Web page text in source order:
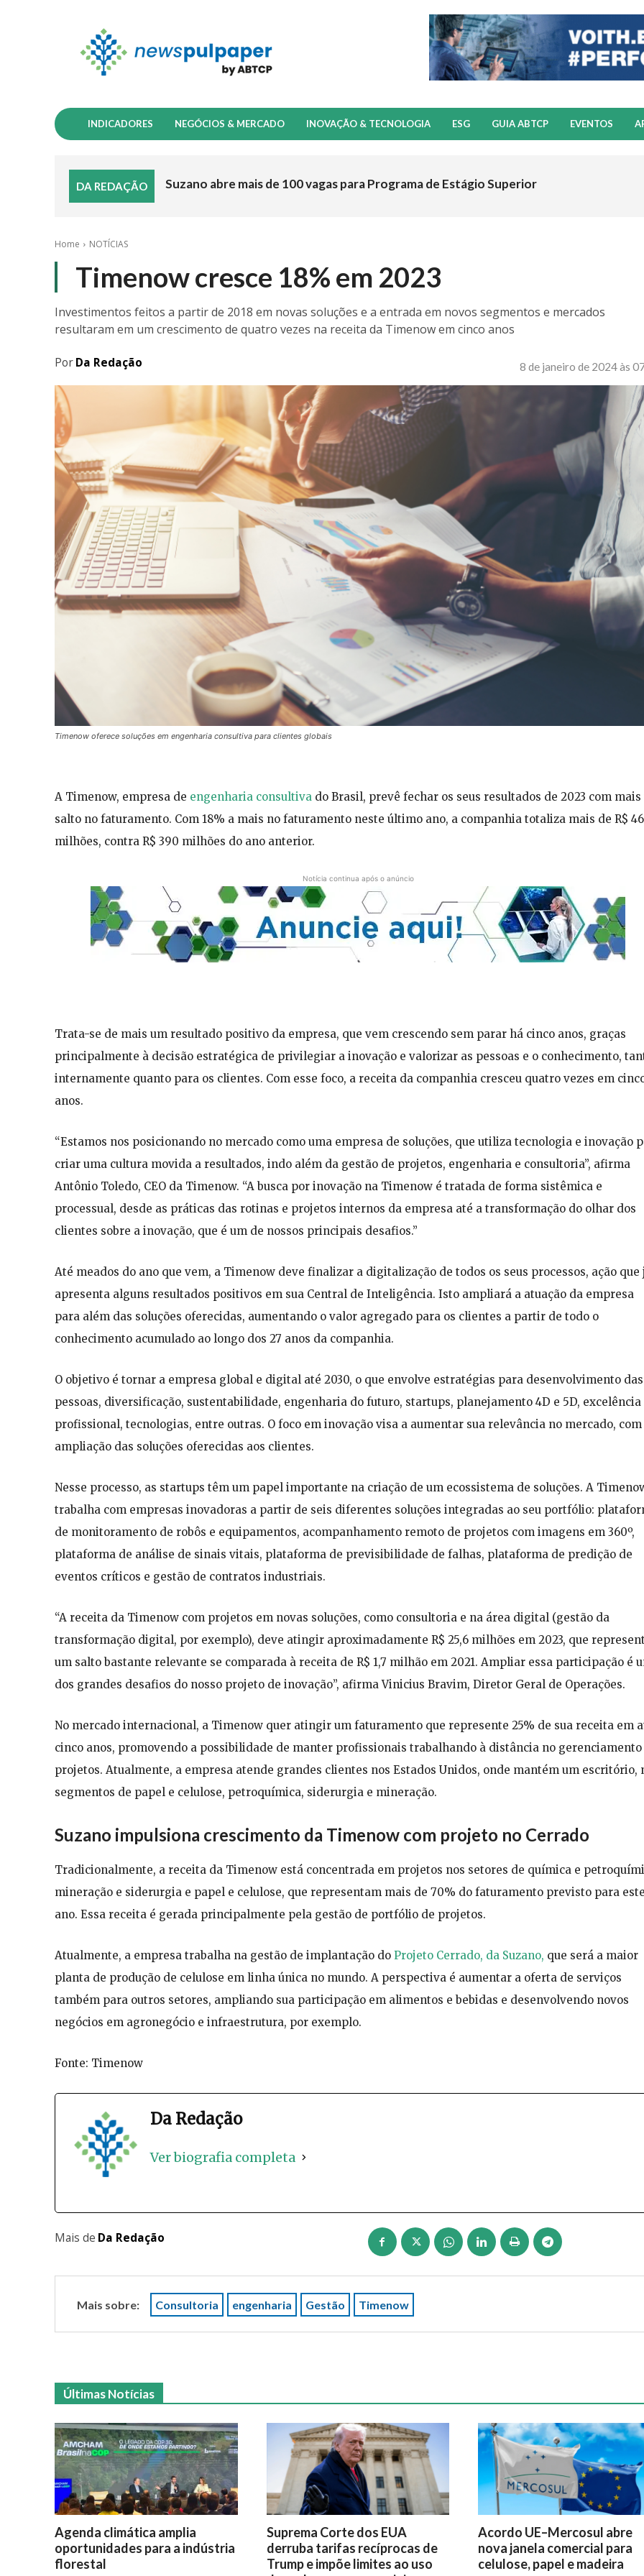
INDICADORES NEGÓCIOS & MERCADO INOVAÇÃO & TECNOLOGIA ESG GUIA ABTCP EVENTOS
DA REDAÇÃO Suzano abre mais de 100 vagas para Programa de Estágio Superior
Home NOTÍCIAS
Timenow cresce 18% em 2023
Investimentos feitos a partir de 2018 em novas soluções e a entrada em novos segmentos e mercados
resultaram em um crescimento de quatro vezes na receita da Timenow em cinco anos
PorDa Redação 8 de janeiro de 2024 às
Timenow oferece soluções em engenharia consultiva para clientes globais
A Timenow, empresa de engenharia consultiva do Brasil, prevê fechar os seus resultados de 2023 com mais
salto no faturamento. Com 18% a mais no faturamento neste último ano, a companhia totaliza mais de R$
milhões, contra R$ 390 milhões do ano anterior.
Notícia continua após o anúncio
Trata-se de mais um resultado positivo da empresa, que vem crescendo sem parar há cinco anos, graças
principalmente à decisão estratégica de privilegiar a inovação e valorizar as pessoas e o conhecimento,
internamente quanto para os clientes. Com esse foco, a receita da companhia cresceu quatro vezes em
anos.
“Estamos nos posicionando no mercado como uma empresa de soluções, que utiliza tecnologia e inovação
criar uma cultura movida a resultados, indo além da gestão de projetos, engenharia e consultoria”, afirma
Antônio Toledo, CEO da Timenow. “A busca por inovação na Timenow é tratada de forma sistêmica e
processual, desde as práticas das rotinas e projetos internos da empresa até a transformação do olhar dos
clientes sobre a inovação, que é um de nossos principais desafios.”
Até meados do ano que vem, a Timenow deve finalizar a digitalização de todos os seus processos, ação que
apresenta alguns resultados positivos em sua Central de Inteligência. Isto ampliará a atuação da empresa
para além das soluções oferecidas, aumentando o valor agregado para os clientes a partir de todo o
conhecimento acumulado ao longo dos 27 anos da companhia.
O objetivo é tornar a empresa global e digital até 2030, o que envolve estratégias para desenvolvimento das
pessoas, diversificação, sustentabilidade, engenharia do futuro, startups, planejamento 4D e 5D, excelência
profissional, tecnologias, entre outras. O foco em inovação visa a aumentar sua relevância no mercado, com
ampliação das soluções oferecidas aos clientes.
Nesse processo, as startups têm um papel importante na criação de um ecossistema de soluções. A
trabalha com empresas inovadoras a partir de seis diferentes soluções integradas ao seu portfólio:
de monitoramento de robôs e equipamentos, acompanhamento remoto de projetos com imagens em 360º,
plataforma de análise de sinais vitais, plataforma de previsibilidade de falhas, plataforma de predição de
eventos críticos e gestão de contratos industriais.
“A receita da Timenow com projetos em novas soluções, como consultoria e na área digital (gestão da
transformação digital, por exemplo), deve atingir aproximadamente R$ 25,6 milhões em 2023, que
um salto bastante relevante se comparada à receita de R$ 1,7 milhão em 2021. Ampliar essa participação é
dos grandes desafios do nosso projeto de inovação”, afirma Vinicius Bravim, Diretor Geral de Operações.
No mercado internacional, a Timenow quer atingir um faturamento que represente 25% de sua receita em
cinco anos, promovendo a possibilidade de manter profissionais trabalhando à distância no gerenciamento
projetos. Atualmente, a empresa atende grandes clientes nos Estados Unidos, onde mantém um escritório,
segmentos de papel e celulose, petroquímica, siderurgia e mineração.
Suzano impulsiona crescimento da Timenow com projeto no Cerrado
Tradicionalmente, a receita da Timenow está concentrada em projetos nos setores de química e
mineração e siderurgia e papel e celulose, que representam mais de 70% do faturamento previsto para este
ano. Essa receita é gerada principalmente pela gestão de portfólio de projetos.
Atualmente, a empresa trabalha na gestão de implantação do Projeto Cerrado, da Suzano, que será a maior
planta de produção de celulose em linha única no mundo. A perspectiva é aumentar a oferta de serviços
também para outros setores, ampliando sua participação em alimentos e bebidas e desenvolvendo novos
negócios em agronegócio e infraestrutura, por exemplo.
Fonte: Timenow
Da Redação
Ver biografia completa
Mais de Da Redação
Mais sobre: Consultoria engenharia Gestão Timenow
Últimas Notícias
Agenda climática amplia
oportunidades para a indústria
florestal
Suprema Corte dos EUA
derruba tarifas recíprocas de
Trump e impõe limites ao uso
Acordo UE–Mercosul abre
nova janela comercial para
celulose, papel e madeira